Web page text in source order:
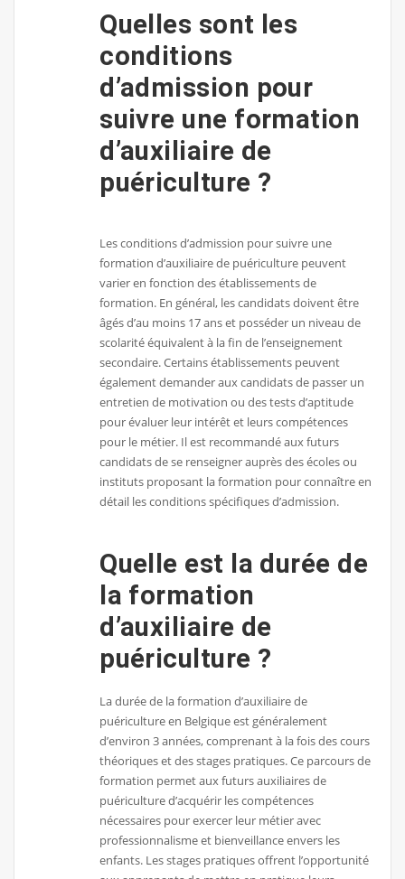
Quelles sont les
conditions
d’admission pour
suivre une formation
d’auxiliaire de
puériculture ?
Les conditions d’admission pour suivre une
formation d’auxiliaire de puériculture peuvent
varier en fonction des établissements de
formation. En général, les candidats doivent être
âgés d’au moins 17 ans et posséder un niveau de
scolarité équivalent à la fin de l’enseignement
secondaire. Certains établissements peuvent
également demander aux candidats de passer un
entretien de motivation ou des tests d’aptitude
pour évaluer leur intérêt et leurs compétences
pour le métier. Il est recommandé aux futurs
candidats de se renseigner auprès des écoles ou
instituts proposant la formation pour connaître en
détail les conditions spécifiques d’admission.
Quelle est la durée de
la formation
d’auxiliaire de
puériculture ?
La durée de la formation d’auxiliaire de
puériculture en Belgique est généralement
d’environ 3 années, comprenant à la fois des cours
théoriques et des stages pratiques. Ce parcours de
formation permet aux futurs auxiliaires de
puériculture d’acquérir les compétences
nécessaires pour exercer leur métier avec
professionnalisme et bienveillance envers les
enfants. Les stages pratiques offrent l’opportunité